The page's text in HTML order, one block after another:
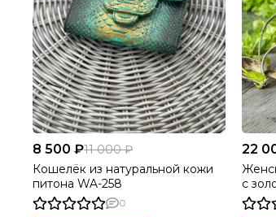
8 500 ₽11 000 ₽
Кошелёк из натуральной кожи
питона WA-258
0
22
с